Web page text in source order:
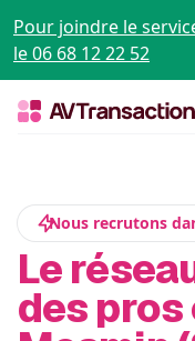
Pour joindre le
le 06 68 12 22 52
Nous recrutons
Le
des pros